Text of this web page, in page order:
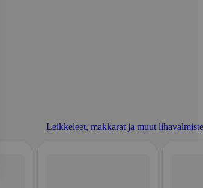
Leikkeleet, makkarat ja muut